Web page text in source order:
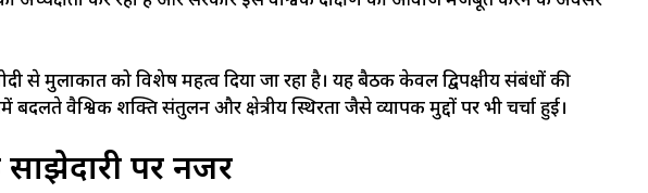
से मुलाकात को विशेष महत्व दिया जा रहा है। यह बैठक केवल द्विपक्षीय संबंधों की
बदलते वैश्विक शक्ति संतुलन और क्षेत्रीय स्थिरता जैसे व्यापक मुद्दों पर भी चर्चा हुई।
पर नजर